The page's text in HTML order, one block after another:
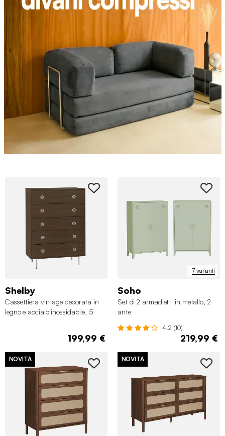
Shelby
Cassettiera vintage decorata in
legno e acciaio inossidabile, 5
199,99 €
7 varianti
Soho
Set di 2 armadietti in metallo, 2
ante
4.2 (10)
219,99 €
NOVITÀ NOVITÀ